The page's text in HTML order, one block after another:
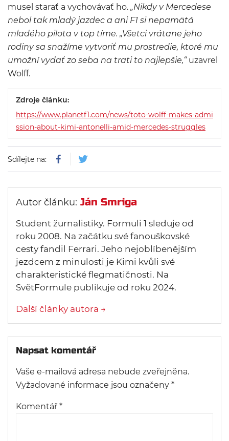
musel starať a vychovávať ho. „Nikdy v Mercedese
nebol tak mladý jazdec a ani F1 si nepamätá
mladého pilota v top tíme. „Všetci vrátane jeho
rodiny sa snažíme vytvoriť mu prostredie, ktoré mu
umožní vydať zo seba na trati to najlepšie,“uzavrel
Wolff.
Zdroje článku:
https://www.planetf1.com/news/toto-wolff-makes-admi
ssion-about-kimi-antonelli-amid-mercedes-struggles
Sdílejte na:
Autor článku: Ján Smriga
Student žurnalistiky. Formuli 1 sleduje od
roku 2008. Na začátku své fanouškovské
cesty fandil Ferrari. Jeho nejoblíbenějším
jezdcem z minulosti je Kimi kvůli své
charakteristické flegmatičnosti. Na
SvětFormule publikuje od roku 2024.
Další články autora →
Napsat komentář
Vaše e-mailová adresa nebude zveřejněna.
Vyžadované informace jsou označeny *
Komentář *